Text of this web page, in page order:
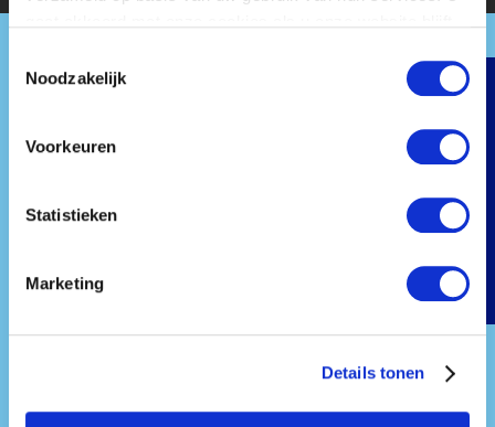
Noodzakelijk
Voorkeuren
Statistieken
Marketing
Details tonen
WERKEN BIJ BEELD & GELUID
MEER OVER DIT BEDRIJF